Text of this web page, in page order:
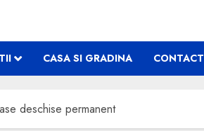
CASA SI GRADINA CONTACT
deschise permanent